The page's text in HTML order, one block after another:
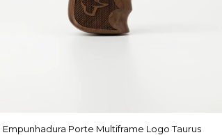
Empunhadura Porte Multiframe Logo Taurus